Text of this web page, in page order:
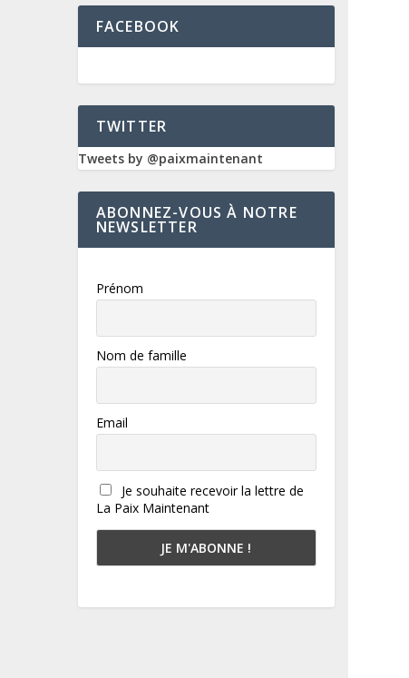
FACEBOOK
TWITTER
Tweets by @paixmaintenant
ABONNEZ-VOUS À NOTRE
NEWSLETTER
Prénom
Nom de famille
Email
Je souhaite recevoir la lettre de
La Paix Maintenant